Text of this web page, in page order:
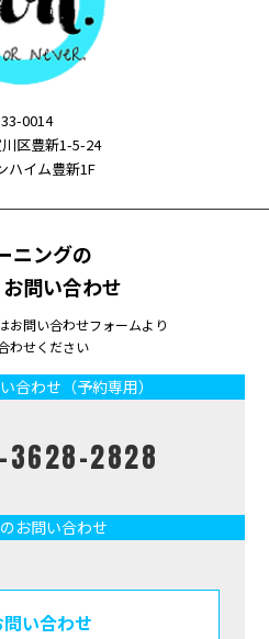
0014
区豊新1-5-24
ハイム豊新1F
ニングの
問い合わせ
お問い合わせフォームより
わせください
合わせ（予約専用）
3628-2828
お問い合わせ
問い合わせ